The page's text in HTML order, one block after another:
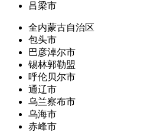
吕梁市
全内蒙古自治区
包头市
巴彦淖尔市
锡林郭勒盟
呼伦贝尔市
通辽市
乌兰察布市
乌海市
赤峰市